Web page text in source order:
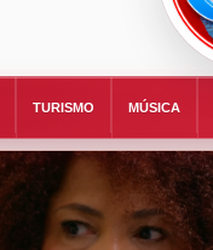
TURISMO MÚSICA